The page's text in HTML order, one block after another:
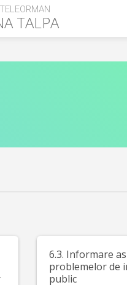
TALPA
6.3. Informare
problemelor de
public